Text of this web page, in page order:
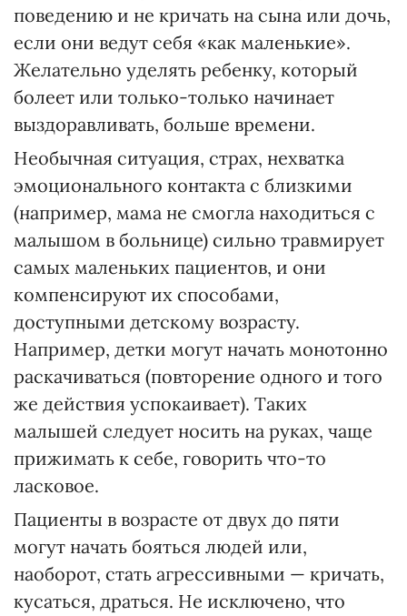
поведению и не кричать на сына или дочь,
если они ведут себя «как маленькие».
Желательно уделять ребенку, который
болеет или только-только начинает
выздоравливать, больше времени.
Необычная ситуация, страх, нехватка
эмоционального контакта с близкими
(например, мама не смогла находиться с
малышом в больнице) сильно травмирует
самых маленьких пациентов, и они
компенсируют их способами,
доступными детскому возрасту.
Например, детки могут начать монотонно
раскачиваться (повторение одного и того
же действия успокаивает). Таких
малышей следует носить на руках, чаще
прижимать к себе, говорить что-то
ласковое.
Пациенты в возрасте от двух до пяти
могут начать бояться людей или,
наоборот, стать агрессивными — кричать,
кусаться, драться. Не исключено, что